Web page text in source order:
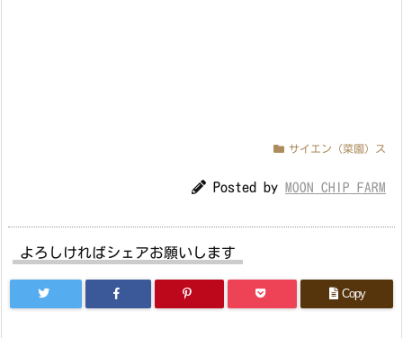
サイエン（菜園）ス
Posted by MOON CHIP FARM
よろしければシェアお願いします
Copy